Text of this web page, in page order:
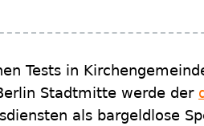
Tests in
Stadtmitte werde der
als bargeldlose